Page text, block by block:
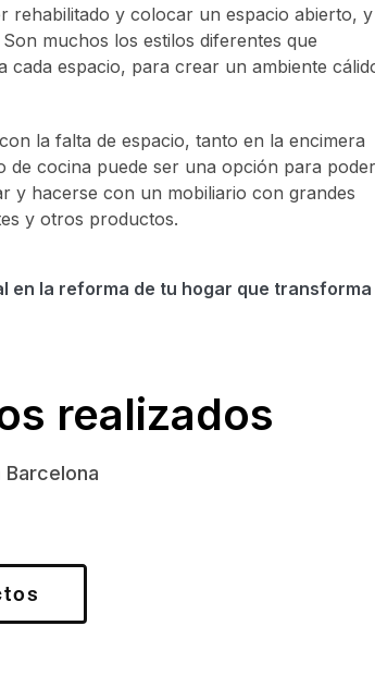
rehabilitado y colocar un espacio abierto, y
muchos los estilos diferentes que
espacio, para crear un ambiente
la falta de espacio, tanto en la encimera
de cocina puede ser una opción para poder
y hacerse con un mobiliario con grandes
y otros productos.
en la reforma de tu hogar que transforma
realizados